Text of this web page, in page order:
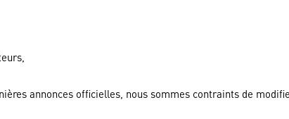
annonces officielles, nous sommes contraints de